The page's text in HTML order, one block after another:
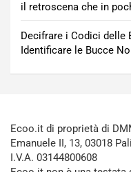
il retroscena che in
Decifrare i Codici delle
Identificare le Bucce
Ecoo.it di proprietà di
Emanuele II, 13, 03018
I.V.A. 03144800608